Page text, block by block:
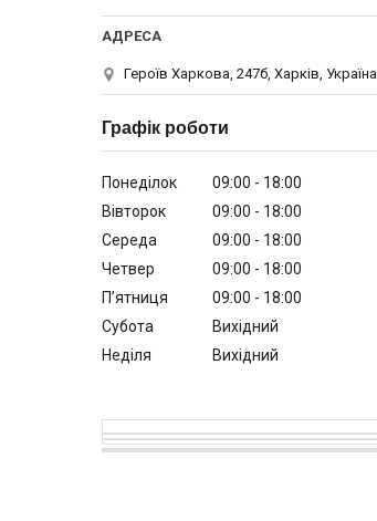
Героїв Харкова, 247б, Харків, Україна
Графік роботи
Понеділок 09:00
18:00
Вівторок
09:00
18:00
Середа
09:00
18:00
Четвер
09:00
18:00
Пʼятниця
09:00
18:00
Субота
Вихідний
Неділя
Вихідний